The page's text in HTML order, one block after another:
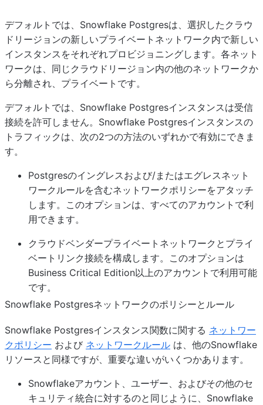
デフォルトでは、Snowflake Postgresは、選択したクラウ
ドリージョンの新しいプライベートネットワーク内で新しい
インスタンスをそれぞれプロビジョニングします。各ネット
ワークは、同じクラウドリージョン内の他のネットワークか
ら分離され、プライベートです。
デフォルトでは、Snowflake Postgresインスタンスは受信
接続を許可しません。Snowflake Postgresインスタンスの
トラフィックは、次の2つの方法のいずれかで有効にできま
す。
Postgresのイングレスおよび/またはエグレスネット
ワークルールを含むネットワークポリシーをアタッチ
します。このオプションは、すべてのアカウントで利
用できます。
クラウドベンダープライベートネットワークとプライ
ベートリンク接続を構成します。このオプションは
Business Critical Edition以上のアカウントで利用可能
です。
Snowflake Postgresネットワークのポリシーとルール
Snowflake Postgresインスタンス関数に関する ネットワー
クポリシー および ネットワークルール は、他のSnowflake
リソースと同様ですが、重要な違いがいくつかあります。
Snowflakeアカウント、ユーザー、およびその他のセ
キュリティ統合に対するのと同じように、Snowflake